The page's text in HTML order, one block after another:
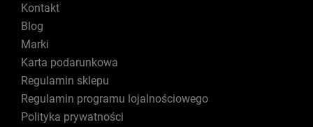
Kontakt
Blog
Marki
Karta podarunkowa
Regulamin sklepu
Regulamin programu lojalnościowego
Polityka prywatności